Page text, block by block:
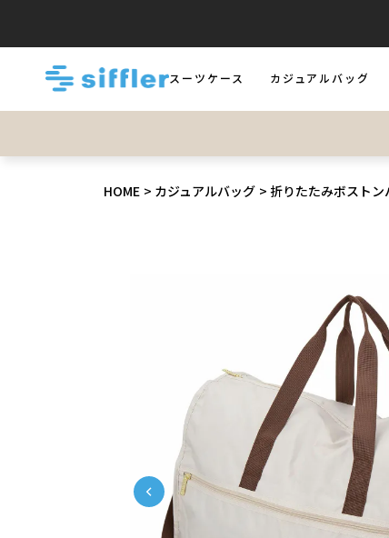
スーツケース
カジュアルバッグ
HOME カジュアルバッグ 折りたたみボストン